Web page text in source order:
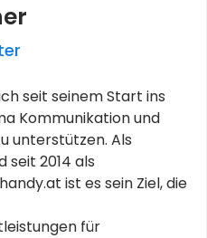
seit seinem Start ins
Kommunikation und
unterstützen. Als
seit 2014 als
ist es sein Ziel, die
für